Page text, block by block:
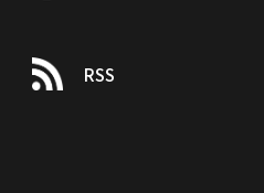
RSS